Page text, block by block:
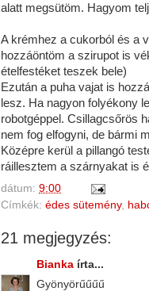
alatt megsütöm. Hagyom
A krémhez a cukorból és a
hozzáöntöm a szirupot is
ételfestéket teszek bele)
Ezután a puha vajat is
lesz. Ha nagyon folyékony
robotgéppel. Csillagcsőrös
nem fog elfogyni, de bármi
Középre kerül a pillangó
ráillesztem a szárnyakat is
dátum: 9:00
Címkék: édes sütemény,
21 megjegyzés:
Bianka írta...
Gyönyörűűűű